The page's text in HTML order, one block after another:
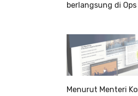
berlangsung di
Menurut Menteri